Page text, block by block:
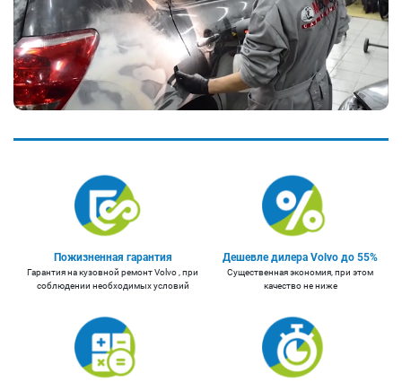
Пожизненная гарантия
Гарантия на кузовной ремонт Volvo , при
соблюдении необходимых условий
Дешевле дилера Volvo до 55%
Существенная экономия, при этом
качество не ниже